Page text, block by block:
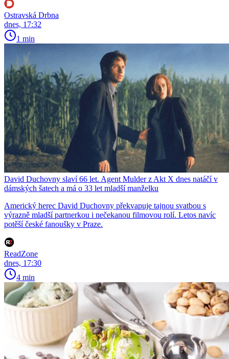
Ostravská Drbna
dnes, 17:32
1 min
David Duchovny slaví 66 let. Agent Mulder z Akt X dnes natáčí v
dámských šatech a má o 33 let mladší manželku
Americký herec David Duchovny překvapuje tajnou svatbou s
výrazně mladší partnerkou i nečekanou filmovou rolí. Letos navíc
potěší české fanoušky v Praze.
ReadZone
dnes, 17:30
4 min